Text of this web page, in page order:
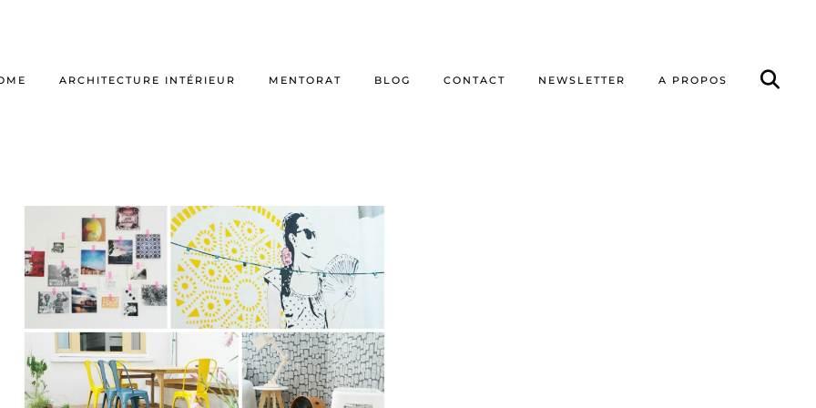
ARCHITECTURE INTÉRIEUR MENTORAT BLOG CONTACT NEWSLETTER A PROPOS